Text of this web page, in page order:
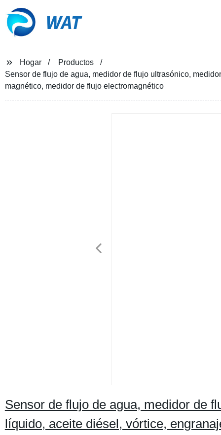
WAT
Hogar
Productos
Sensor de flujo de agua, medidor de flujo ultrasónico,
magnético, medidor de flujo electromagnético
Sensor de flujo de agua, medidor de
líquido, aceite diésel, vórtice,